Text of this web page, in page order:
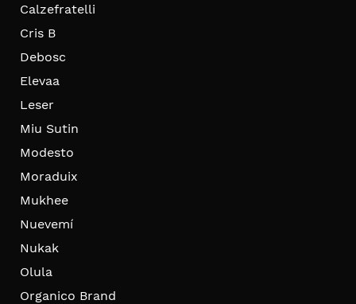
Calzefratelli
Cris B
Debosc
Elevaa
Leser
Miu Sutin
Modesto
Moraduix
Mukhee
Nuevemí
Nukak
Olula
Organico Brand